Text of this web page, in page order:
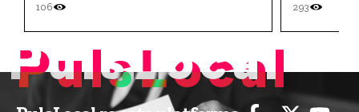
106
293
PulsLocal